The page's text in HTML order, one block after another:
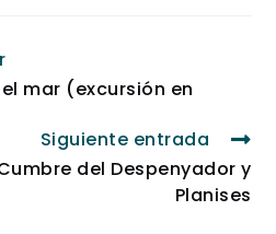
mar (excursión en
Siguiente entrada
del Despenyador y
Planises